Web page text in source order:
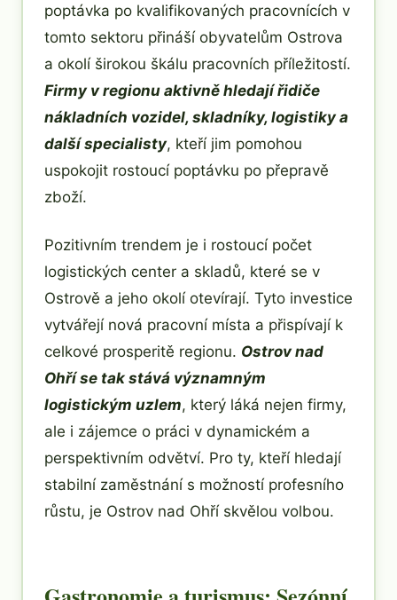
poptávka po kvalifikovaných pracovnících v
tomto sektoru přináší obyvatelům Ostrova
a okolí širokou škálu pracovních příležitostí.
Firmy v regionu aktivně hledají řidiče
nákladních vozidel, skladníky, logistiky a
další specialisty, kteří jim pomohou
uspokojit rostoucí poptávku po přepravě
zboží.
Pozitivním trendem je i rostoucí počet
logistických center a skladů, které se v
Ostrově a jeho okolí otevírají. Tyto investice
vytvářejí nová pracovní místa a přispívají k
celkové prosperitě regionu. Ostrov nad
Ohří se tak stává významným
logistickým uzlem, který láká nejen firmy,
ale i zájemce o práci v dynamickém a
perspektivním odvětví. Pro ty, kteří hledají
stabilní zaměstnání s možností profesního
růstu, je Ostrov nad Ohří skvělou volbou.